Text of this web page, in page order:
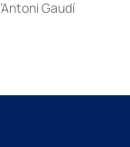
Gaudí